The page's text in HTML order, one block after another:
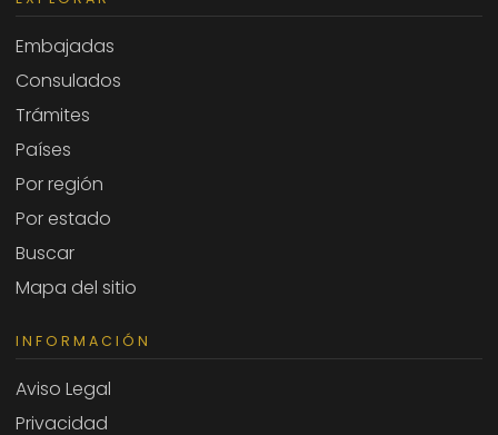
Embajadas
Consulados
Trámites
Países
Por región
Por estado
Buscar
Mapa del sitio
INFORMACIÓN
Aviso Legal
Privacidad